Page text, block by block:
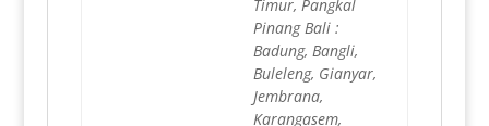
Timur, Pangkal
Pinang Bali :
Badung, Bangli,
Buleleng, Gianyar,
Jembrana,
Karangasem,